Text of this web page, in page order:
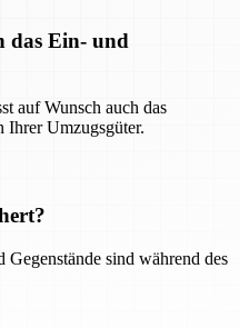
das Ein- und
auf Wunsch auch das
Ihrer Umzugsgüter.
sind während des